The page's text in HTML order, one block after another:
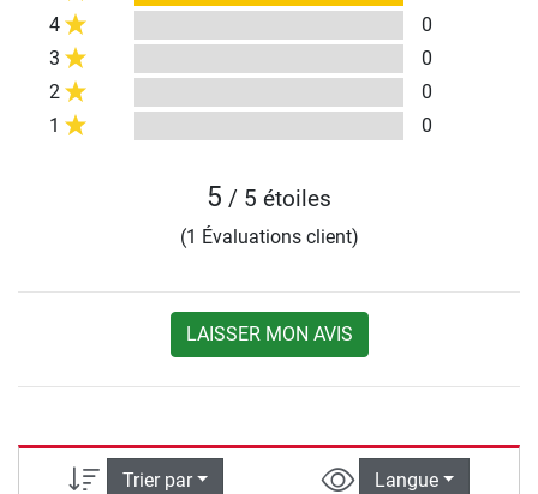
4
0
3
0
2
0
1
0
5 / 5 étoiles
(1 Évaluations client)
LAISSER MON AVIS
Trier par Langue